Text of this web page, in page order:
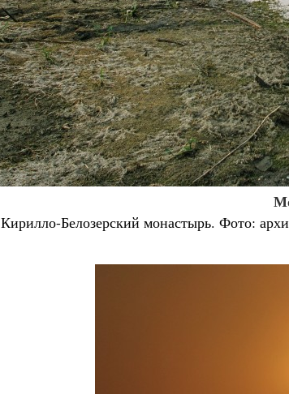
Кирилло-Белозерский монастырь. Фото: